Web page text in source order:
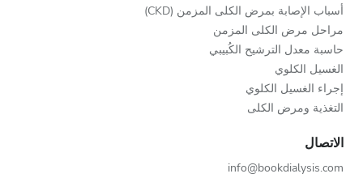
أسباب الإصابة بمرض الكلى المزمن (CKD)
مراحل مرض الكلى المزمن
حاسبة معدل الترشيح الكُبيبي
الغسيل الكلوي
إجراء الغسيل الكلوي
التغذية ومرض الكلى
الاتصال
info@bookdialysis.com